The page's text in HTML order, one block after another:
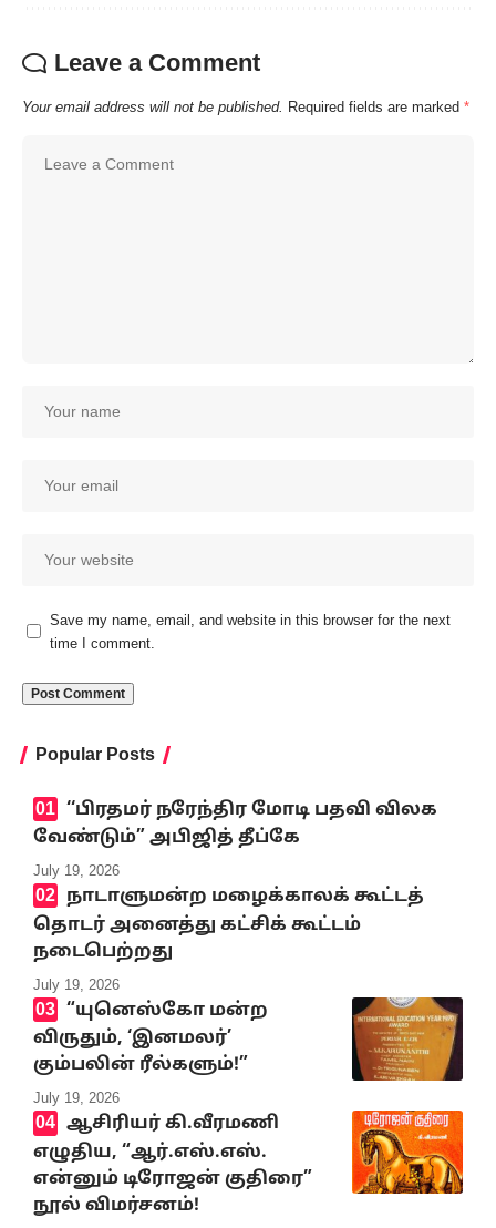
Leave a Comment
Your email address will not be published. Required fields are marked *
Save my name, email, and website in this browser for the next
time I comment.
Popular Posts
‘‘பிரதமர் நரேந்திர மோடி பதவி விலக
வேண்டும்” அபிஜித் தீப்கே
July 19, 2026
நாடாளுமன்ற மழைக்காலக் கூட்டத்
தொடர் அனைத்து கட்சிக் கூட்டம்
நடைபெற்றது
July 19, 2026
“யுனெஸ்கோ மன்ற
விருதும், ‘இனமலர்’
கும்பலின் ரீல்களும்!”
July 19, 2026
ஆசிரியர் கி.வீரமணி
எழுதிய, “ஆர்.எஸ்.எஸ்.
என்னும் டிரோஜன் குதிரை”
நூல் விமர்சனம்!